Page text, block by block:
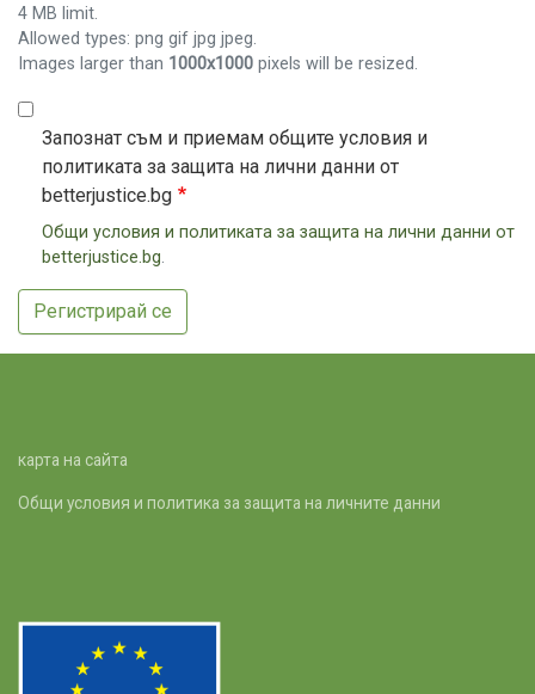
4 MB limit.
Allowed types: png gif jpg jpeg.
Images larger than 1000x1000 pixels will be resized.
Запознат съм и приемам общите условия и
политиката за защита на лични данни от
betterjustice.bg
Oбщи условия и политиката за защита на лични данни от
betterjustice.bg.
Регистрирай се
карта на сайта
Общи условия и политика за защита на личните данни